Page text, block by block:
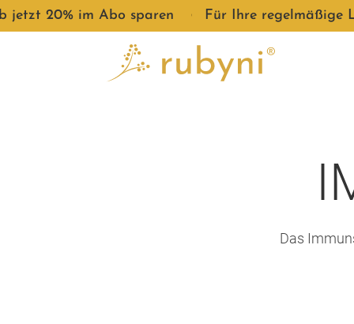
20% im Abo sparen ● Für Ihre regelmäßige
Das